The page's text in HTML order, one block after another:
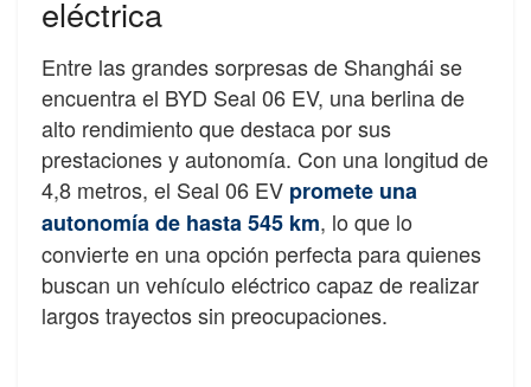
eléctrica
Entre las grandes sorpresas de Shanghái se
encuentra el BYD Seal 06 EV, una berlina de
alto rendimiento que destaca por sus
prestaciones y autonomía. Con una longitud de
4,8 metros, el Seal 06 EV promete una
autonomía de hasta 545 km, lo que lo
convierte en una opción perfecta para quienes
buscan un vehículo eléctrico capaz de realizar
largos trayectos sin preocupaciones.